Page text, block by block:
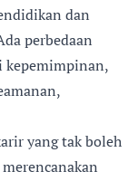
dan
perbedaan
kepemimpinan,
yang tak boleh